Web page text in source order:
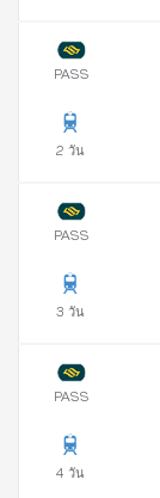
PASS
2 วัน
PASS
3 วัน
PASS
4 วัน